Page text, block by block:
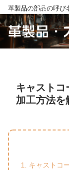
革製品の部品の呼び
キャスト
加工方法を
キャストコ